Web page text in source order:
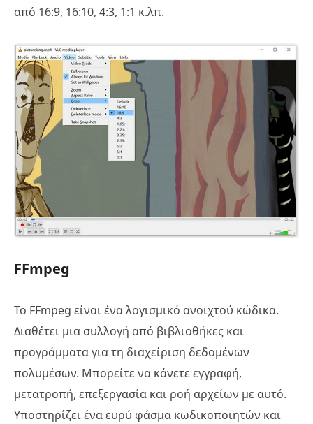
από 16:9, 16:10, 4:3, 1:1 κ.λπ.
FFmpeg
Το FFmpeg είναι ένα λογισμικό ανοιχτού κώδικα.
Διαθέτει μια συλλογή από βιβλιοθήκες και
προγράμματα για τη διαχείριση δεδομένων
πολυμέσων. Μπορείτε να κάνετε εγγραφή,
μετατροπή, επεξεργασία και ροή αρχείων με αυτό.
Υποστηρίζει ένα ευρύ φάσμα κωδικοποιητών και